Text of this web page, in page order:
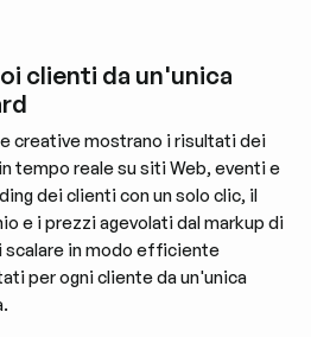
clienti da un'unica
creative mostrano i risultati dei
tempo reale su siti Web, eventi e
dei clienti con un solo clic, il
e i prezzi agevolati dal markup di
scalare in modo efficiente
per ogni cliente da un'unica